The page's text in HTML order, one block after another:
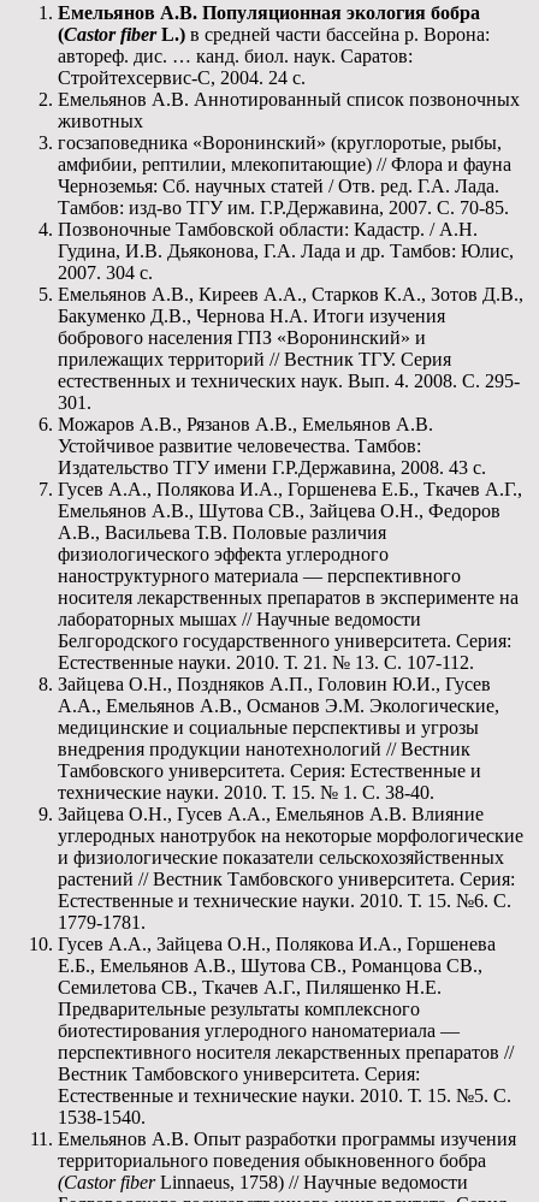
Емельянов А.В. Популяционная экология бобра
(Castor fiber L.) в средней части бассейна р. Ворона:
автореф. дис. … канд. биол. наук. Саратов:
Стройтехсервис-С, 2004. 24 с.
Емельянов А.В. Аннотированный список позвоночных
животных
госзаповедника «Воронинский» (круглоротые, рыбы,
амфибии, рептилии, млекопитающие) // Флора и фауна
Черноземья: Сб. научных статей / Отв. ред. Г.А. Лада.
Тамбов: изд-во ТГУ им. Г.Р.Державина, 2007. С. 70-85.
Позвоночные Тамбовской области: Кадастр. / А.Н.
Гудина, И.В. Дьяконова, Г.А. Лада и др. Тамбов: Юлис,
2007. 304 с.
Емельянов А.В., Киреев А.А., Старков К.А., Зотов Д.В.,
Бакуменко Д.В., Чернова Н.А. Итоги изучения
бобрового населения ГПЗ «Воронинский» и
прилежащих территорий // Вестник ТГУ. Серия
естественных и технических наук. Вып. 4. 2008. С. 295-
301.
Можаров А.В., Рязанов А.В., Емельянов А.В.
Устойчивое развитие человечества. Тамбов:
Издательство ТГУ имени Г.Р.Державина, 2008. 43 с.
Гусев А.А., Полякова И.А., Горшенева Е.Б., Ткачев А.Г.,
Емельянов А.В., Шутова СВ., Зайцева О.Н., Федоров
А.В., Васильева Т.В. Половые различия
физиологического эффекта углеродного
наноструктурного материала — перспективного
носителя лекарственных препаратов в эксперименте на
лабораторных мышах // Научные ведомости
Белгородского государственного университета. Серия:
Естественные науки. 2010. Т. 21. № 13. С. 107-112.
Зайцева О.Н., Поздняков А.П., Головин Ю.И., Гусев
А.А., Емельянов А.В., Османов Э.М. Экологические,
медицинские и социальные перспективы и угрозы
внедрения продукции нанотехнологий // Вестник
Тамбовского университета. Серия: Естественные и
технические науки. 2010. Т. 15. № 1. С. 38-40.
Зайцева О.Н., Гусев А.А., Емельянов А.В. Влияние
углеродных нанотрубок на некоторые морфологические
и физиологические показатели сельскохозяйственных
растений // Вестник Тамбовского университета. Серия:
Естественные и технические науки. 2010. Т. 15. №6. С.
1779-1781.
Гусев А.А., Зайцева О.Н., Полякова И.А., Горшенева
Е.Б., Емельянов А.В., Шутова СВ., Романцова СВ.,
Семилетова СВ., Ткачев А.Г., Пиляшенко Н.Е.
Предварительные результаты комплексного
биотестирования углеродного наноматериала —
перспективного носителя лекарственных препаратов //
Вестник Тамбовского университета. Серия:
Естественные и технические науки. 2010. Т. 15. №5. С.
1538-1540.
Емельянов А.В. Опыт разработки программы изучения
территориального поведения обыкновенного бобра
(CastorfiberLinnaeus, 1758) // Научные ведомости